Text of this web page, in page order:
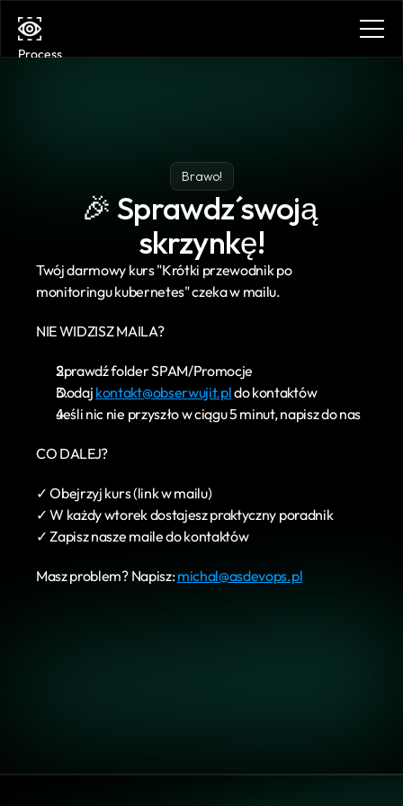
Process
Get in touch
Get in touch
Brawo!
🎉 Sprawdź swoją
skrzynkę!
Twój darmowy kurs "Krótki przewodnik po
monitoringu kubernetes" czeka w mailu.
NIE WIDZISZ MAILA?
Sprawdź folder SPAM/Promocje
Dodaj kontakt@obserwujit.pl do kontaktów
Jeśli nic nie przyszło w ciągu 5 minut, napisz do nas
CO DALEJ?
✓ Obejrzyj kurs (link w mailu)
✓ W każdy wtorek dostajesz praktyczny poradnik
✓ Zapisz nasze maile do kontaktów
Masz problem? Napisz: michal@asdevops.pl